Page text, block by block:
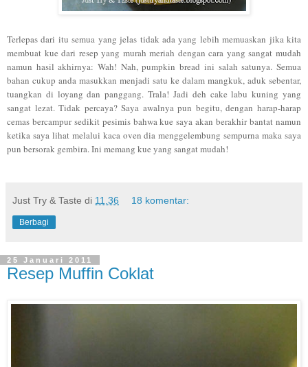
Terlepas dari itu semua yang jelas tidak ada yang lebih memuaskan jika kita
membuat kue dari resep yang murah meriah dengan cara yang sangat mudah
namun hasil akhirnya: Wah! Nah, pumpkin bread ini salah satunya. Semua
bahan cukup anda masukkan menjadi satu ke dalam mangkuk, aduk sebentar,
tuangkan di loyang dan panggang. Trala! Jadi deh cake labu kuning yang
sangat lezat. Tidak percaya? Saya awalnya pun begitu, dengan harap-harap
cemas bercampur sedikit pesimis bahwa kue saya akan berakhir bantat namun
ketika saya lihat melalui kaca oven dia menggelembung sempurna maka saya
pun bersorak gembira. Ini memang kue yang sangat mudah!
Just Try & Taste di 11.36 18 komentar:
Berbagi
25 Januari 2011
Resep Muffin Coklat